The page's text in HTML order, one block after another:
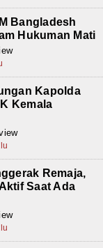
Bangladesh
Hukuman Mati
Kapolda
Kemala
Remaja,
Saat Ada